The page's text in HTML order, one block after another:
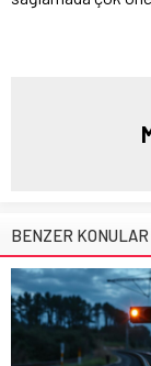
BENZER KONULAR